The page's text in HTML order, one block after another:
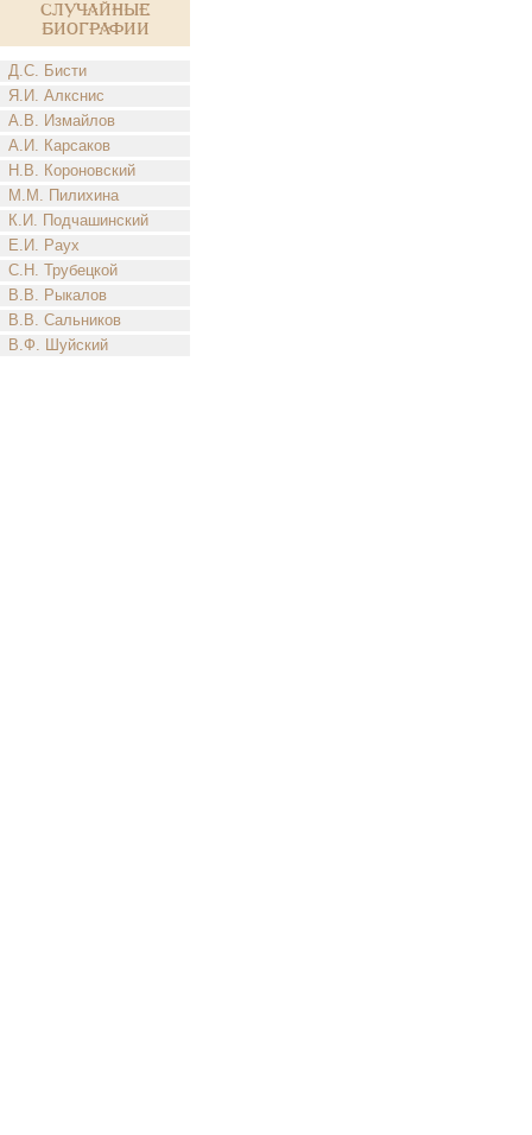
Случайные
биографии
Д.С. Бисти
Я.И. Алкснис
А.В. Измайлов
А.И. Карсаков
Н.В. Короновский
М.М. Пилихина
К.И. Подчашинский
Е.И. Раух
С.Н. Трубецкой
В.В. Рыкалов
В.В. Сальников
В.Ф. Шуйский